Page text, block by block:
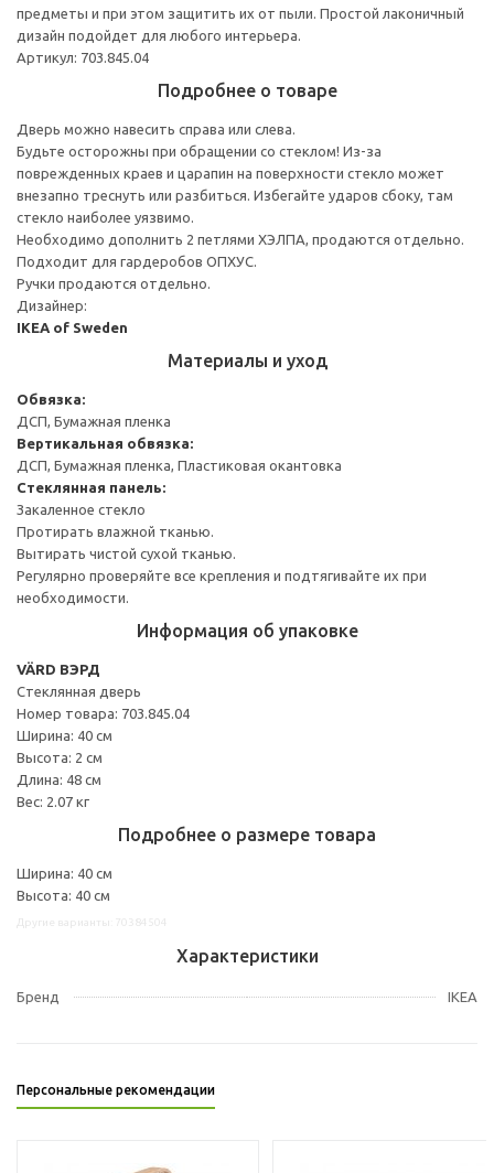
предметы и при этом защитить их от пыли. Простой лаконичный
дизайн подойдет для любого интерьера.
Артикул: 703.845.04
Подробнее о товаре
Дверь можно навесить справа или слева.
Будьте осторожны при обращении со стеклом! Из-за
поврежденных краев и царапин на поверхности стекло может
внезапно треснуть или разбиться. Избегайте ударов сбоку, там
стекло наиболее уязвимо.
Необходимо дополнить 2 петлями ХЭЛПА, продаются отдельно.
Подходит для гардеробов ОПХУС.
Ручки продаются отдельно.
Дизайнер:
IKEA of Sweden
Материалы и уход
Обвязка:
ДСП, Бумажная пленка
Вертикальная обвязка:
ДСП, Бумажная пленка, Пластиковая окантовка
Стеклянная панель:
Закаленное стекло
Протирать влажной тканью.
Вытирать чистой сухой тканью.
Регулярно проверяйте все крепления и подтягивайте их при
необходимости.
Информация об упаковке
VÄRD ВЭРД
Стеклянная дверь
Номер товара: 703.845.04
Ширина: 40 см
Высота: 2 см
Длина: 48 см
Вес: 2.07 кг
Подробнее о размере товара
Ширина: 40 см
Высота: 40 см
Характеристики
Бренд IKEA
Персональные рекомендации